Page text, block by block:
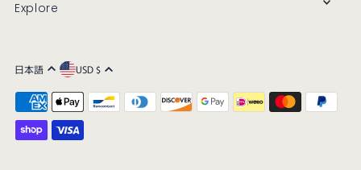
Explore
日本語 USD $